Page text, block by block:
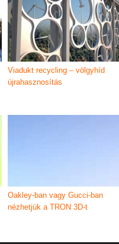
Viadukt recycling – völgyhíd
újrahasznosítás
Oakley-ban vagy Gucci-ban
nézhetjük a TRON 3D-t